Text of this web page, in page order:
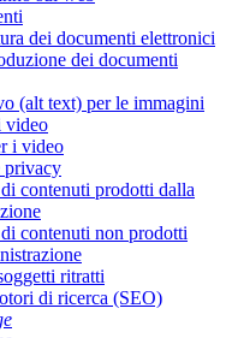
dei documenti elettronici
dei documenti
(alt text) per le immagini
video
i video
privacy
contenuti prodotti dalla
contenuti non prodotti
ritratti
di ricerca (SEO)